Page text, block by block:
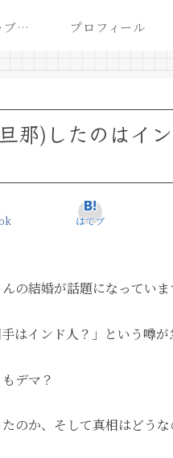
中古ドメイン選定･ブログ開設後最短での収益化戦略 プロフィール
那)したのはイ
はてブ
んの結婚が話題になっていま
はインド人？」という噂が
デマ？
のか、そして真相はどうな